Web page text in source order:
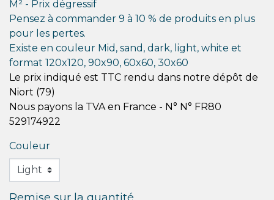
M² - Prix dégressif
Pensez à commander 9 à 10 % de produits en plus
pour les pertes.
Existe en couleur Mid, sand, dark, light, white et
format 120x120, 90x90, 60x60, 30x60
Le prix indiqué est TTC rendu dans notre dépôt de
Niort (79)
Nous payons la TVA en France - N° N° FR80
529174922
Couleur